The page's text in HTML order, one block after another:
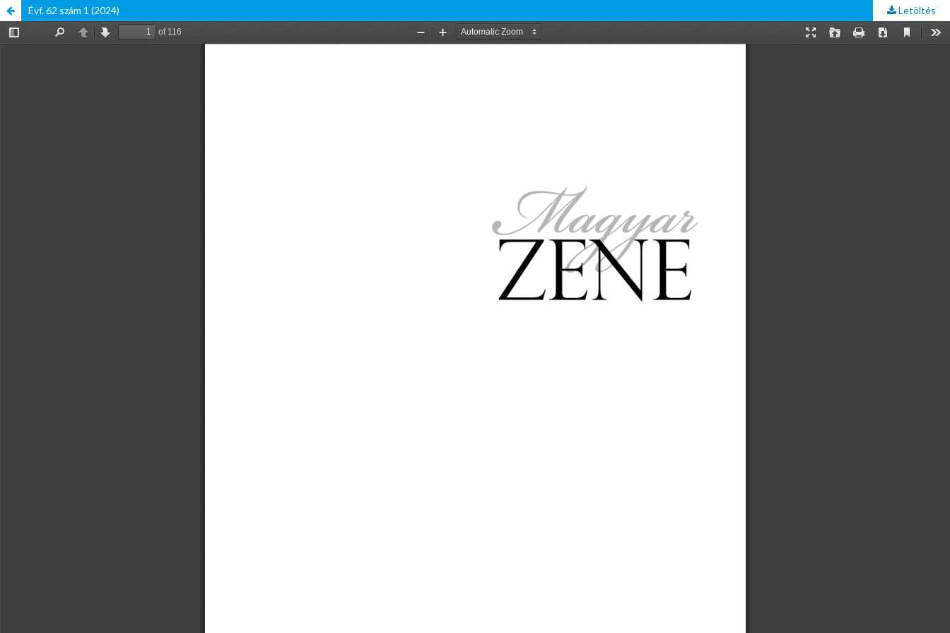
Évf. 62 szám 1 (2024) Letöltés